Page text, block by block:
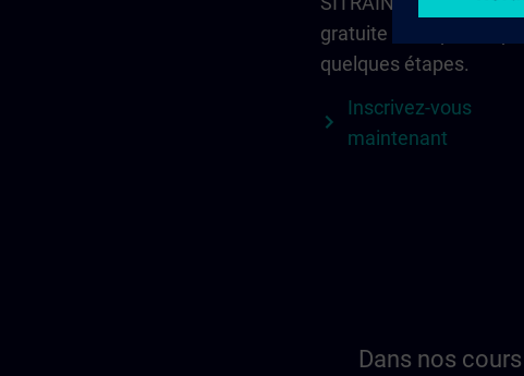
gratuite et ne prend que
quelques étapes.
Inscrivez-vous
maintenant
Dans nos